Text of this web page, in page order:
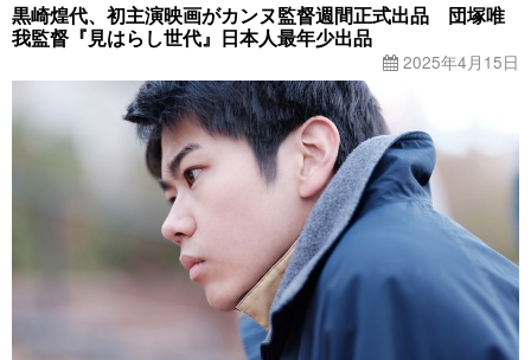
黒崎煌代、初主演映画がカンヌ監督週間正式出品 団塚唯
我監督『見はらし世代』日本人最年少出品
2025年4月15日